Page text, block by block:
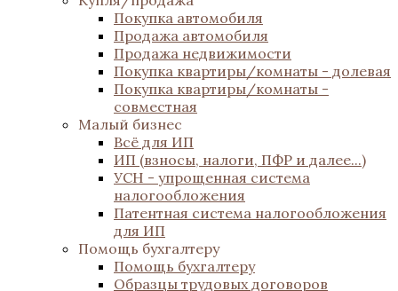
Покупка автомобиля
Продажа автомобиля
Продажа недвижимости
Покупка квартиры/комнаты - долевая
Покупка квартиры/комнаты -
совместная
Малый бизнес
Всё для ИП
ИП (взносы, налоги, ПФР и далее...)
УСН - упрощенная система
налогообложения
Патентная система налогообложения
для ИП
Помощь бухгалтеру
Помощь бухгалтеру
Образцы трудовых договоров